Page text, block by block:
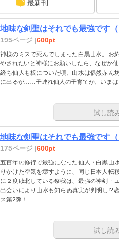
最新刊
地味な剣聖はそれでも最強です
195ページ |600pt
神様のミスで死んでしまった白黒山水。お
やされたいと神様にお願いしたら、なぜか
経ち仙人も板についた頃、山水は偶然赤ん
に出るが……子連れ仙人の子育てが、いまは
試し読
地味な剣聖はそれでも最強です
175ページ |600pt
五百年の修行で最強になった仙人・白黒山
りかけた空気を壊すように、同じ日本人転
に２度敗北している祭我は、最強の神剣・
出会いにより山水も知らぬ真実が判明し!?
ス第2弾！
試し読